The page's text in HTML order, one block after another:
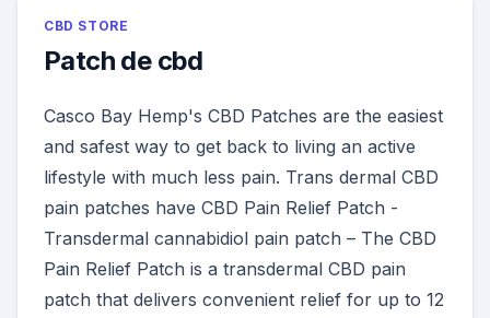
CBD STORE
Patch de cbd
Casco Bay Hemp's CBD Patches are the easiest
and safest way to get back to living an active
lifestyle with much less pain. Trans dermal CBD
pain patches have CBD Pain Relief Patch -
Transdermal cannabidiol pain patch – The CBD
Pain Relief Patch is a transdermal CBD pain
patch that delivers convenient relief for up to 12